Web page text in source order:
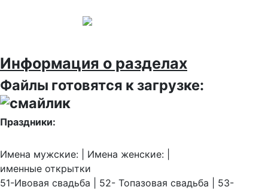
Информация о разделах
Файлы готовятся к загрузке:
Праздники:
Имена мужские: | Имена женские: |
именные открытки
51-Ивовая свадьба | 52- Топазовая свадьба | 53-